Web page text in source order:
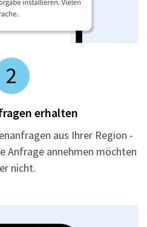
2
erhalten
aus Ihrer Region -
Anfrage annehmen möchten
nicht.